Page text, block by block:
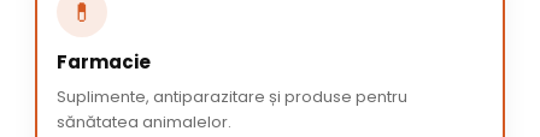
💊
Farmacie
Suplimente, antiparazitare și produse pentru
sănătatea animalelor.